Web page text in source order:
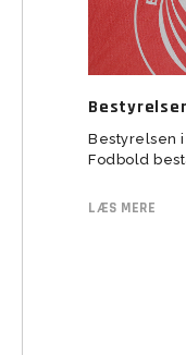
Bestyrelsen
Fodbold
LÆS MERE